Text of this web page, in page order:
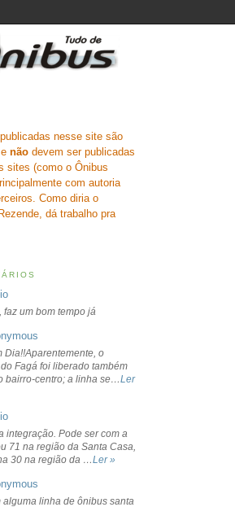
nesse site são
não devem ser publicadas
sites (como o Ônibus
com autoria
Como diria o
dá trabalho pra
faz um bom tempo já
Dia!!Aparentemente, o
Fagá foi liberado também
bairro-centro; a linha se…Ler
integração. Pode ser com a
71 na região da Santa Casa,
30 na região da …Ler »
alguma linha de ônibus santa